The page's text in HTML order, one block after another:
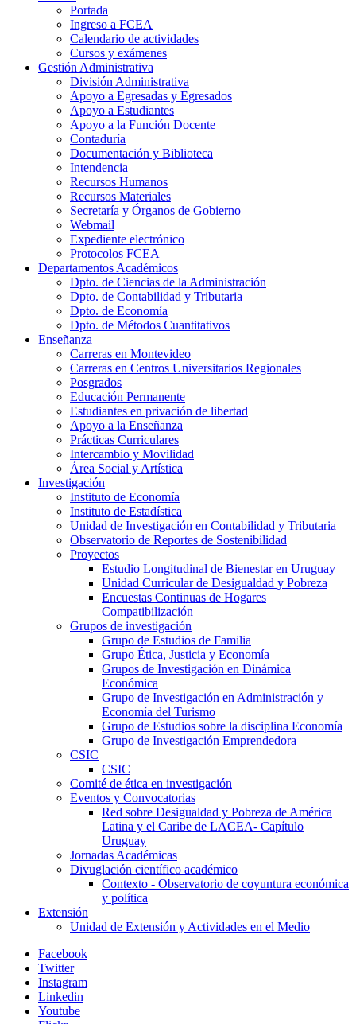
Portada
Ingreso a FCEA
Calendario de actividades
Cursos y exámenes
Gestión Administrativa
División Administrativa
Apoyo a Egresadas y Egresados
Apoyo a Estudiantes
Apoyo a la Función Docente
Contaduría
Documentación y Biblioteca
Intendencia
Recursos Humanos
Recursos Materiales
Secretaría y Órganos de Gobierno
Webmail
Expediente electrónico
Protocolos FCEA
Departamentos Académicos
Dpto. de Ciencias de la Administración
Dpto. de Contabilidad y Tributaria
Dpto. de Economía
Dpto. de Métodos Cuantitativos
Enseñanza
Carreras en Montevideo
Carreras en Centros Universitarios Regionales
Posgrados
Educación Permanente
Estudiantes en privación de libertad
Apoyo a la Enseñanza
Prácticas Curriculares
Intercambio y Movilidad
Área Social y Artística
Investigación
Instituto de Economía
Instituto de Estadística
Unidad de Investigación en Contabilidad y Tributaria
Observatorio de Reportes de Sostenibilidad
Proyectos
Estudio Longitudinal de Bienestar en Uruguay
Unidad Curricular de Desigualdad y Pobreza
Encuestas Continuas de Hogares
Compatibilización
Grupos de investigación
Grupo de Estudios de Familia
Grupo Ética, Justicia y Economía
Grupos de Investigación en Dinámica
Económica
Grupo de Investigación en Administración y
Economía del Turismo
Grupo de Estudios sobre la disciplina Economía
Grupo de Investigación Emprendedora
CSIC
CSIC
Comité de ética en investigación
Eventos y Convocatorias
Red sobre Desigualdad y Pobreza de América
Latina y el Caribe de LACEA- Capítulo
Uruguay
Jornadas Académicas
Divuglación científico académico
Contexto - Observatorio de coyuntura económica
y política
Extensión
Unidad de Extensión y Actividades en el Medio
Facebook
Twitter
Instagram
Linkedin
Youtube